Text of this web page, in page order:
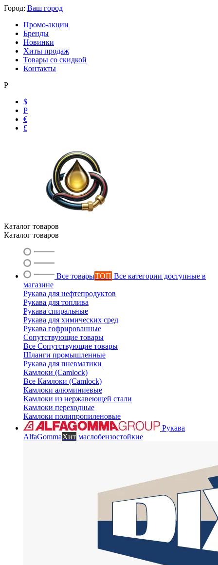
Город: Ваш город
Промо-акции
Бренды
Новинки
Хиты продаж
Товары со скидкой
Контакты
Р
$
Р
€
£
Каталог товаров
Каталог товаров
Все товарыТОП Все категории доступные в
магазине
Рукава для нефтепродуктов
Рукава для топлива
Рукава спиральные
Рукава для химических сред
Рукава гофрированные
Сопутствующие товары
Все Сопутствующие товары
Шланги промышленные
Рукава для пневматики
Камлоки (Camlock)
Все Камлоки (Camlock)
Камлоки алюминиевые
Камлоки из нержавеющей стали
Камлоки переходные
Камлоки полипропиленовые
Рукава
AlfaGommaХит маслобензостойкие
Ольга
Маслобензостойкие рукава